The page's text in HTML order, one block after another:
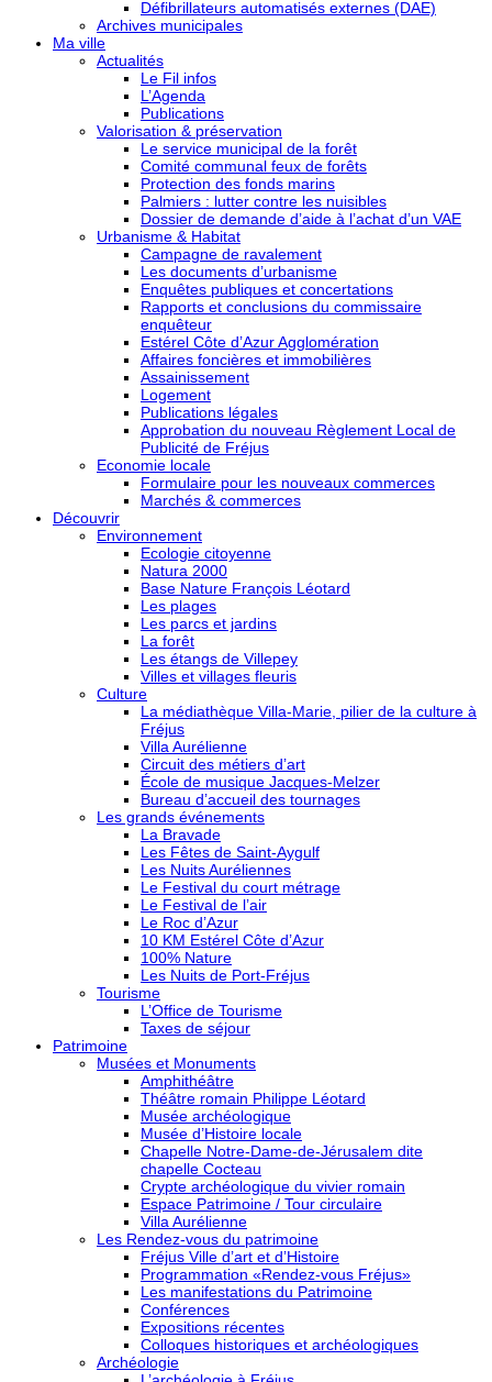
Défibrillateurs automatisés externes (DAE)
Archives municipales
Ma ville
Actualités
Le Fil infos
L’Agenda
Publications
Valorisation & préservation
Le service municipal de la forêt
Comité communal feux de forêts
Protection des fonds marins
Palmiers : lutter contre les nuisibles
Dossier de demande d’aide à l’achat d’un VAE
Urbanisme & Habitat
Campagne de ravalement
Les documents d’urbanisme
Enquêtes publiques et concertations
Rapports et conclusions du commissaire
enquêteur
Estérel Côte d’Azur Agglomération
Affaires foncières et immobilières
Assainissement
Logement
Publications légales
Approbation du nouveau Règlement Local de
Publicité de Fréjus
Economie locale
Formulaire pour les nouveaux commerces
Marchés & commerces
Découvrir
Environnement
Ecologie citoyenne
Natura 2000
Base Nature François Léotard
Les plages
Les parcs et jardins
La forêt
Les étangs de Villepey
Villes et villages fleuris
Culture
La médiathèque Villa-Marie, pilier de la culture à
Fréjus
Villa Aurélienne
Circuit des métiers d’art
École de musique Jacques-Melzer
Bureau d’accueil des tournages
Les grands événements
La Bravade
Les Fêtes de Saint-Aygulf
Les Nuits Auréliennes
Le Festival du court métrage
Le Festival de l’air
Le Roc d’Azur
10 KM Estérel Côte d’Azur
100% Nature
Les Nuits de Port-Fréjus
Tourisme
L’Office de Tourisme
Taxes de séjour
Patrimoine
Musées et Monuments
Amphithéâtre
Théâtre romain Philippe Léotard
Musée archéologique
Musée d’Histoire locale
Chapelle Notre-Dame-de-Jérusalem dite
chapelle Cocteau
Crypte archéologique du vivier romain
Espace Patrimoine / Tour circulaire
Villa Aurélienne
Les Rendez-vous du patrimoine
Fréjus Ville d’art et d’Histoire
Programmation «Rendez-vous Fréjus»
Les manifestations du Patrimoine
Conférences
Expositions récentes
Colloques historiques et archéologiques
Archéologie